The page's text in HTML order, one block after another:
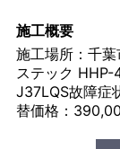
施工概要
施工場所：千
ステック HHP-
J37LQS故障症
替価格：